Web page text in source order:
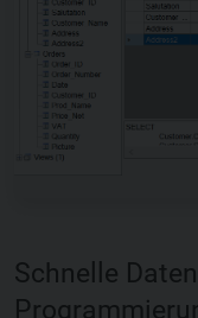
Schnelle